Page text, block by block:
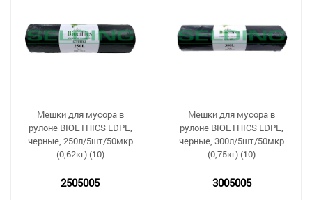
Мешки для мусора в
рулоне BIOETHICS LDPE,
черные, 250л/5шт/50мкр
(0,62кг) (10)
2505005
Мешки для мусора в
рулоне BIOETHICS LDPE,
черные, 300л/5шт/50мкр
(0,75кг) (10)
3005005